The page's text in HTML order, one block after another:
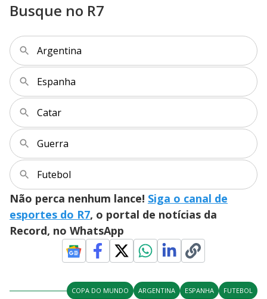
Busque no R7
Argentina
Espanha
Catar
Guerra
Futebol
Não perca nenhum lance! Siga o canal de
esportes do R7, o portal de notícias da
Record, no WhatsApp
COPA DO MUNDO ARGENTINA ESPANHA FUTEBOL